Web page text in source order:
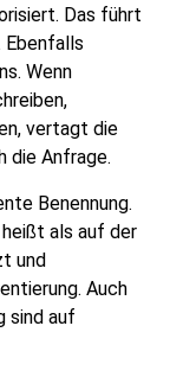
Das führt
Ebenfalls
Wenn
vertagt die
die Anfrage.
Benennung.
als auf der
und
Auch
sind auf